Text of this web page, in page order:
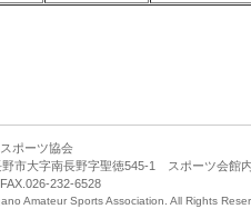
ポーツ協会
野市大字南長野字聖徳545-1 スポーツ会館
232-6528
Amateur Sports Association. All Rights